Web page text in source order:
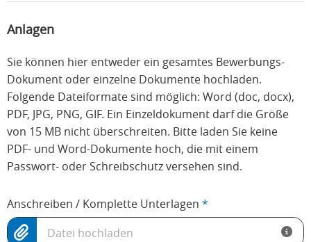
Anlagen
Sie können hier entweder ein gesamtes Bewerbungs-
Dokument oder einzelne Dokumente hochladen.
Folgende Dateiformate sind möglich: Word (doc, docx),
PDF, JPG, PNG, GIF. Ein Einzeldokument darf die Größe
von 15 MB nicht überschreiten. Bitte laden Sie keine
PDF- und Word-Dokumente hoch, die mit einem
Passwort- oder Schreibschutz versehen sind.
Anschreiben / Komplette Unterlagen *
Datei hochladen